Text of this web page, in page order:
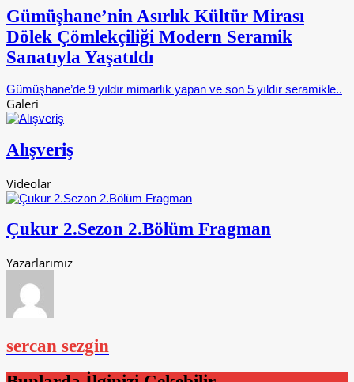
Gümüşhane’nin Asırlık Kültür Mirası
Dölek Çömlekçiliği Modern Seramik
Sanatıyla Yaşatıldı
Gümüşhane’de 9 yıldır mimarlık yapan ve son 5 yıldır seramikle..
Galeri
Alışveriş
Videolar
Çukur 2.Sezon 2.Bölüm Fragman
Yazarlarımız
sercan sezgin